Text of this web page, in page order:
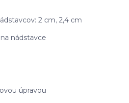
2 cm, 2,4 cm
nádstavce
úpravou